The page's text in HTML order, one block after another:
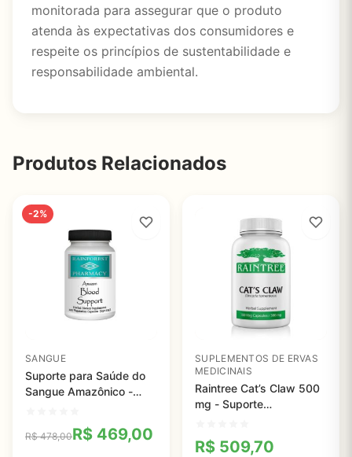
monitorada para assegurar que o produto
atenda às expectativas dos consumidores e
respeite os princípios de sustentabilidade e
responsabilidade ambiental.
Produtos Relacionados
-2%
SANGUE
Suporte para Saúde do
Sangue Amazônico -
R$478,00R$ 469,00
SUPLEMENTOS DE ERVAS
MEDICINAIS
Raintree Cat’s Claw 500
mg - Suporte
R$ 509,70